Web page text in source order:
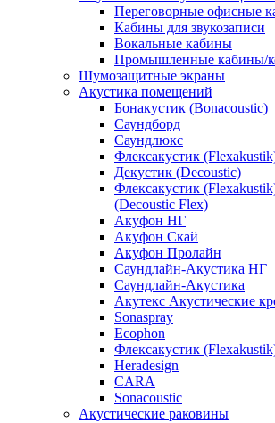
Переговорные офисные
Кабины для звукозаписи
Вокальные кабины
Промышленные кабины/
Шумозащитные экраны
Акустика помещений
Бонакустик (Bonacoustic)
Саундборд
Саундлюкс
Флексакустик
Декустик (Decoustic)
Флексакустик
(Decoustic Flex)
Акуфон НГ
Акуфон Скай
Акуфон Пролайн
Саундлайн-Акустика НГ
Саундлайн-Акустика
Акутекс Акустические
Sonaspray
Ecophon
Флексакустик
Heradesign
CARA
Sonacoustic
Акустические раковины